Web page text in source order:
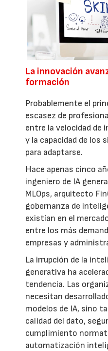
La innovación
formación
Probablemente el
escasez de
entre la velocidad de
y la capacidad de los
para adaptarse.
Hace apenas cinco
ingeniero de IA
MLOps, arquitecto
gobernanza de
existían en el
entre los más
empresas y
La irrupción de la
generativa ha
tendencia. Las
necesitan
modelos de IA, sino
calidad del dato,
cumplimiento
automatización